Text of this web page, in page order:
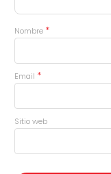
Nombre *
Email *
Sitio web